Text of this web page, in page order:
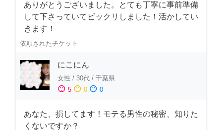
ありがとうございました。とても丁寧に事前準備
して下さっていてビックリしました！活かしてい
きます！
依頼されたチケット
にこにん
女性 / 30代 / 千葉県
sentiment_satisfied 5 sentiment_neutral 0 sentiment_dissatisfied 0
あなた、損してます！モテる男性の秘密、知りた
くないですか？